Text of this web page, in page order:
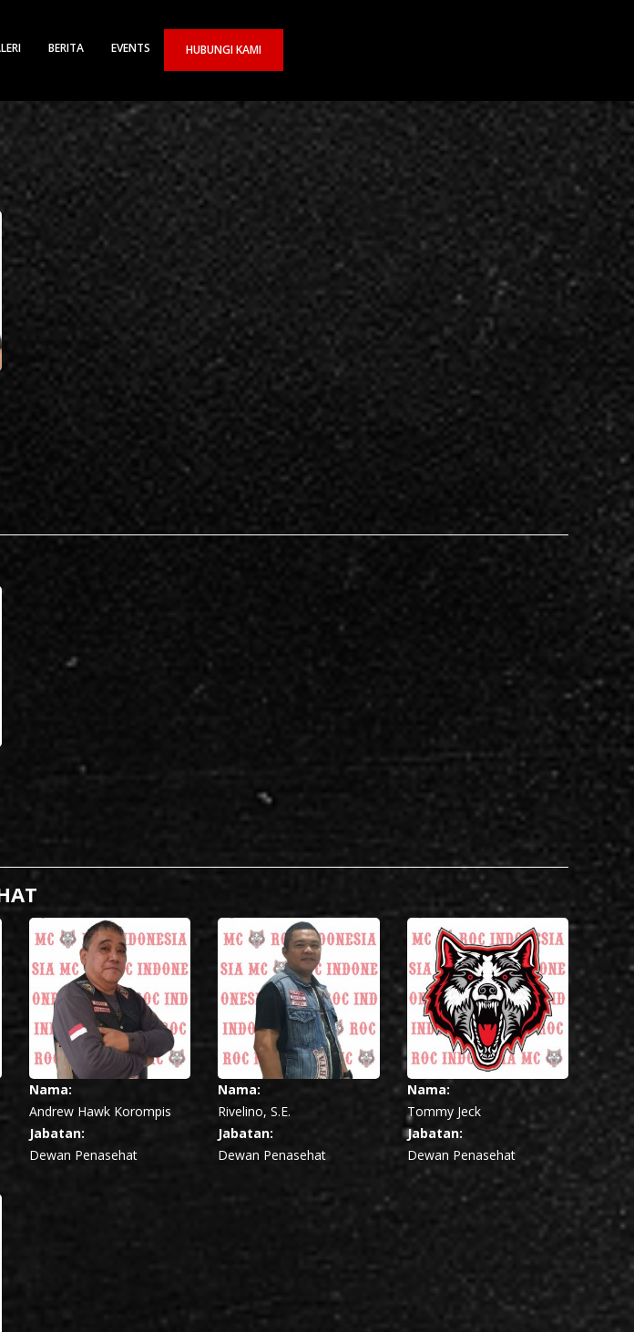
BERITA EVENTS HUBUNGI KAMI
Nama:
Andrew Hawk Korompis
Jabatan:
Dewan Penasehat
Nama:
Rivelino, S.E.
Jabatan:
Dewan Penasehat
Nama:
Tommy Jeck
Jabatan:
Dewan Penasehat